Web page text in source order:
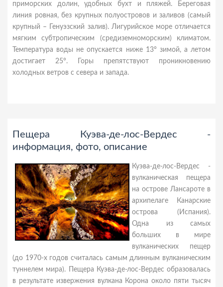
приморских долин, удобных бухт и пляжей. Береговая
линия ровная, без крупных полуостровов и заливов (самый
крупный – Генуэзский залив). Лигурийское море отличается
мягким субтропическим (средиземноморским) климатом.
Температура воды не опускается ниже 13° зимой, а летом
достигает 25°. Горы препятствуют проникновению
холодных ветров с севера и запада.
Пещера Куэва-де-лос-Вердес -
информация, фото, описание
Куэва-де-лос-Вердес -
вулканическая пещера
на острове Лансароте в
архипелаге Канарские
острова (Испания).
Одна из самых
больших в мире
вулканических пещер
(до 1970-х годов считалась самым длинным вулканическим
туннелем мира). Пещера Куэва-де-лос-Вердес образовалась
в результате извержения вулкана Корона около пяти тысяч